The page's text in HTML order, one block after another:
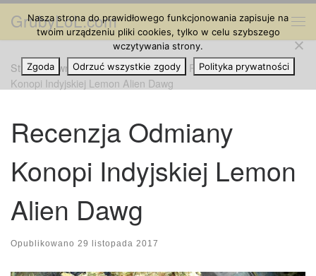
Przejdź do treści
GrubyLoL.com
Strona główna » Odmiany Marihuany
Recenzja Odmiany
Konopi Indyjskiej Lemon Alien Dawg
Recenzja Odmiany
Konopi Indyjskiej Lemon
Alien Dawg
Opublikowano 29 listopada 2017
Nasza strona do prawidłowego funkcjonowania zapisuje na
twoim urządzeniu pliki cookies, tylko w celu szybszego
wczytywania strony.
Zgoda
Odrzuć wszystkie zgody Polityka prywatności